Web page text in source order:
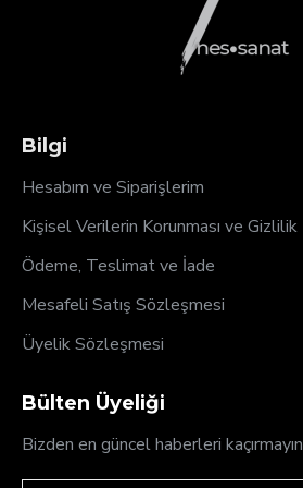
Bilgi
Hesabım ve Siparişlerim
Kişisel Verilerin Korunması ve Gizlilik
Ödeme, Teslimat ve İade
Mesafeli Satış Sözleşmesi
Üyelik Sözleşmesi
Bülten Üyeliği
Bizden en güncel haberleri kaçırmayın